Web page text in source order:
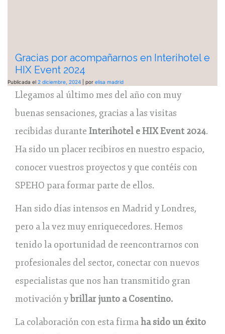
Gracias por acompañarnos en Interihotel e
HIX Event 2024
Publicada el 2 diciembre, 2024 por elisa madrid
Llegamos al último mes del año con muy
buenas sensaciones, gracias a las visitas
recibidas durante Interihotel e HIX Event 2024.
Ha sido un placer recibiros en nuestro espacio,
conocer vuestros proyectos y que contéis con
SPEHO para formar parte de ellos.
Han sido días intensos en Madrid y Londres,
pero a la vez muy enriquecedores. Hemos
tenido la oportunidad de reencontrarnos con
profesionales del sector, conectar con nuevos
especialistas que nos han transmitido gran
motivación ybrillar junto a Cosentino.
La colaboración con esta firmaha sido un éxito